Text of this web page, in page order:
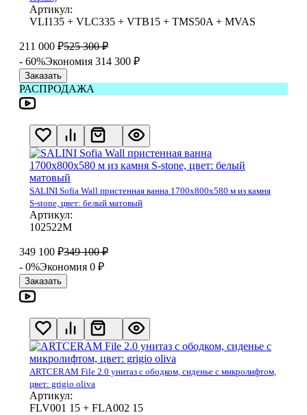
Артикул:
VLI135 + VLC335 + VTB15 + TMS50A + MVAS
211 000 ₽525 300 ₽
- 60%Экономия 314 300 ₽
Заказать
РАСПРОДАЖА
SALINI Sofia Wall пристенная ванна 1700х800х580 м из камня
S-stone, цвет: белый матовый
Артикул:
102522М
349 100 ₽349 100 ₽
- 0%Экономия 0 ₽
Заказать
ARTCERAM File 2.0 унитаз с ободком, сиденье с микролифтом,
цвет: grigio oliva
Артикул:
FLV001 15 + FLA002 15